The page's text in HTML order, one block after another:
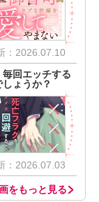
：2026.07.10
回エッチする
ょうか？
：2026.07.03
をもっと見る